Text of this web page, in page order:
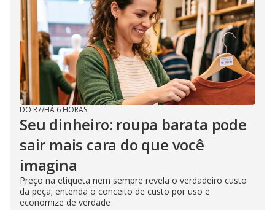
DO R7/HÁ 6 HORAS
Seu dinheiro: roupa barata pode
sair mais cara do que você
imagina
Preço na etiqueta nem sempre revela o verdadeiro custo
da peça; entenda o conceito de custo por uso e
economize de verdade